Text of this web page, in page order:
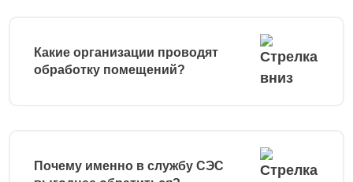
Какие организации проводят
обработку помещений?
Почему именно в службу СЭС